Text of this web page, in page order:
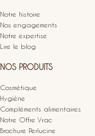
Notre histoire
Nos engagements
Notre expertise
Lire le blog
NOS PRODUITS
Cosmétique
Hygiène
Compléments alimentaires
Notre Offre Vrac
Brochure Perlucine